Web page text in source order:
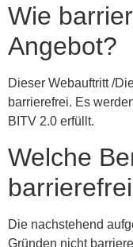
Wie
Angebot?
Dieser Webauftritt /
barrierefrei. Es
BITV 2.0 erfüllt.
Welche
Die nachstehend
Gründen nicht